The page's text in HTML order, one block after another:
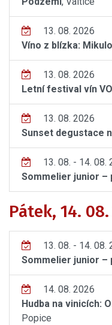
13. 08. 2026
Víno z blízka:
13. 08. 2026
Letní festival vín
13. 08. 2026
Sunset degustace
13. 08. - 14. 08.
Sommelier junior –
Pátek, 14.
13. 08. - 14. 08.
Sommelier junior –
14. 08. 2026
Hudba na vinicích:
Popice